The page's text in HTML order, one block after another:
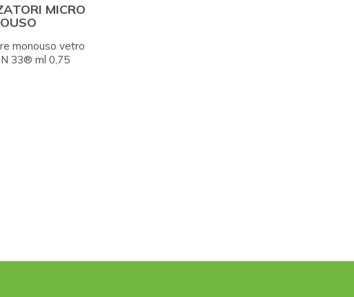
MICRO
monouso vetro
33® ml 0,75